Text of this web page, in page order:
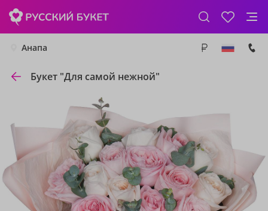
Анапа
Букет "Для самой нежной"